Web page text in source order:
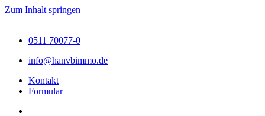
Zum Inhalt springen
0511 70077-0
info@hanvbimmo.de
Kontakt
Formular